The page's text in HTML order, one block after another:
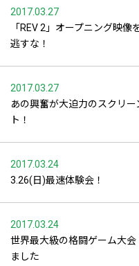
2017.03.27
「REV 2」オープニング映
逃すな！
2017.03.27
あの興奮が大迫力のスクリ
ト！
2017.03.24
3.26(日)最速体験会！
2017.03.24
世界最大級の格闘ゲーム大
ました